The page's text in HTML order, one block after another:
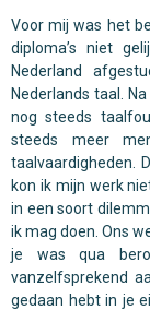
Voor mij was het
diploma’s niet
Nederland
Nederlands taal.
nog steeds
steeds meer
taalvaardigheden.
kon ik mijn werk
in een soort
ik mag doen. Ons
je was qua
vanzelfsprekend
gedaan hebt in je